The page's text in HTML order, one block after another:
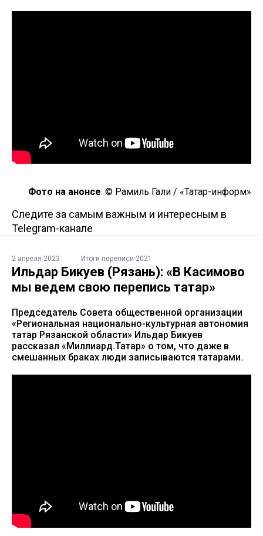
Фото на анонсе: © Рамиль Гали / «Татар-информ»
Следите за самым важным и интересным в
Telegram-канале
2 апреля 2023 Итоги переписи-2021
Ильдар Бикуев (Рязань): «В Касимово
мы ведем свою перепись татар»
Председатель Совета общественной организации
«Региональная национально-культурная автономия
татар Рязанской области» Ильдар Бикуев
рассказал «Миллиард.Татар» о том, что даже в
смешанных браках люди записываются татарами.